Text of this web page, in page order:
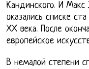
Кандинского. И
оказались списке
ХХ века. После
европейское
В немалой степени